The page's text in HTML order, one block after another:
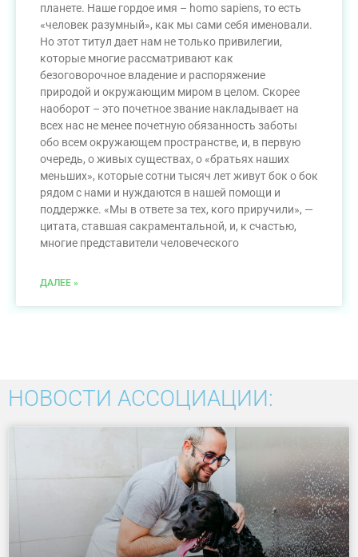
планете. Наше гордое имя – homo sapiens, то есть
«человек разумный», как мы сами себя именовали.
Но этот титул дает нам не только привилегии,
которые многие рассматривают как
безоговорочное владение и распоряжение
природой и окружающим миром в целом. Скорее
наоборот – это почетное звание накладывает на
всех нас не менее почетную обязанность заботы
обо всем окружающем пространстве, и, в первую
очередь, о живых существах, о «братьях наших
меньших», которые сотни тысяч лет живут бок о бок
рядом с нами и нуждаются в нашей помощи и
поддержке. «Мы в ответе за тех, кого приручили», —
цитата, ставшая сакраментальной, и, к счастью,
многие представители человеческого
ДАЛЕЕ »
НОВОСТИ АССОЦИАЦИИ: